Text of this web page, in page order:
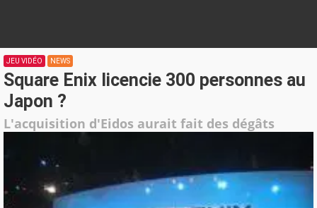
JEU VIDÉO NEWS
Square Enix licencie 300 personnes au
Japon ?
L'acquisition d'Eidos aurait fait des dégâts